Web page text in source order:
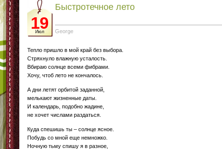
19
Июл
Быстротечное лето
George
Тепло пришло в мой край без выбора.
Стряхнуло влажную усталость.
Вбираю солнце всеми фибрами.
Хочу, чтоб лето не кончалось.
А дни летят орбитой заданной,
мелькают жизненные даты.
И календарь, подобно жадине,
не хочет числами раздаться.
Куда спешишь ты – солнце ясное.
Побудь со мной еще немножко.
Ночную тьму спишу я в разное,